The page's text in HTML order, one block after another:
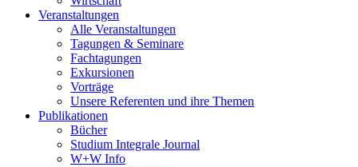
Veranstaltungen
Alle Veranstaltungen
Tagungen & Seminare
Fachtagungen
Exkursionen
Vorträge
Unsere Referenten und ihre Themen
Publikationen
Bücher
Studium Integrale Journal
W+W Info